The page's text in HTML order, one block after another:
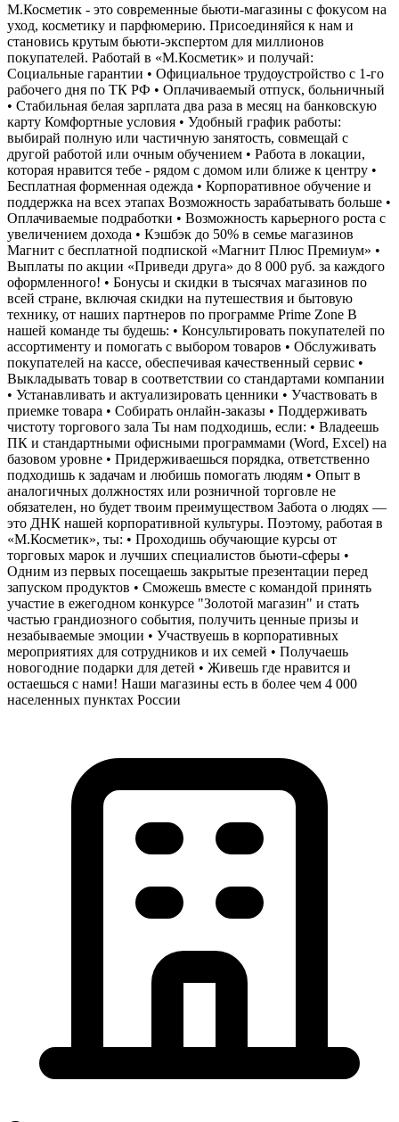
М.Косметик - это современные бьюти-магазины с фокусом на
уход, косметику и парфюмерию. Присоединяйся к нам и
становись крутым бьюти-экспертом для миллионов
покупателей. Работай в «М.Косметик» и получай:
Социальные гарантии • Официальное трудоустройство с 1-го
рабочего дня по ТК РФ • Оплачиваемый отпуск, больничный
• Стабильная белая зарплата два раза в месяц на банковскую
карту Комфортные условия • Удобный график работы:
выбирай полную или частичную занятость, совмещай с
другой работой или очным обучением • Работа в локации,
которая нравится тебе - рядом с домом или ближе к центру •
Бесплатная форменная одежда • Корпоративное обучение и
поддержка на всех этапах Возможность зарабатывать больше •
Оплачиваемые подработки • Возможность карьерного роста с
увеличением дохода • Кэшбэк до 50% в семье магазинов
Магнит с бесплатной подпиской «Магнит Плюс Премиум» •
Выплаты по акции «Приведи друга» до 8 000 руб. за каждого
оформленного! • Бонусы и скидки в тысячах магазинов по
всей стране, включая скидки на путешествия и бытовую
технику, от наших партнеров по программе Prime Zone В
нашей команде ты будешь: • Консультировать покупателей по
ассортименту и помогать с выбором товаров • Обслуживать
покупателей на кассе, обеспечивая качественный сервис •
Выкладывать товар в соответствии со стандартами компании
• Устанавливать и актуализировать ценники • Участвовать в
приемке товара • Собирать онлайн-заказы • Поддерживать
чистоту торгового зала Ты нам подходишь, если: • Владеешь
ПК и стандартными офисными программами (Word, Excel) на
базовом уровне • Придерживаешься порядка, ответственно
подходишь к задачам и любишь помогать людям • Опыт в
аналогичных должностях или розничной торговле не
обязателен, но будет твоим преимуществом Забота о людях —
это ДНК нашей корпоративной культуры. Поэтому, работая в
«М.Косметик», ты: • Проходишь обучающие курсы от
торговых марок и лучших специалистов бьюти-сферы •
Одним из первых посещаешь закрытые презентации перед
запуском продуктов • Сможешь вместе с командой принять
участие в ежегодном конкурсе "Золотой магазин" и стать
частью грандиозного события, получить ценные призы и
незабываемые эмоции • Участвуешь в корпоративных
мероприятиях для сотрудников и их семей • Получаешь
новогодние подарки для детей • Живешь где нравится и
остаешься с нами! Наши магазины есть в более чем 4 000
населенных пунктах России